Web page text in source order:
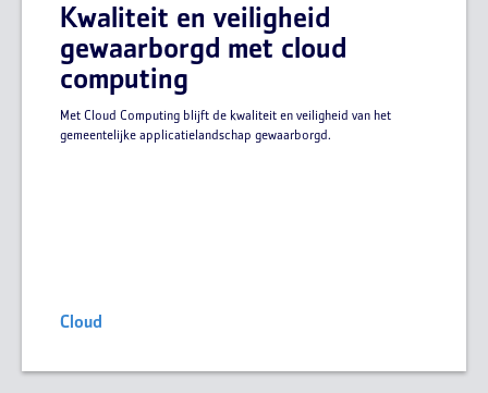
Kwaliteit en veiligheid
gewaarborgd met cloud
computing
Met Cloud Computing blijft de kwaliteit en veiligheid van het
gemeentelijke applicatielandschap gewaarborgd.
Cloud